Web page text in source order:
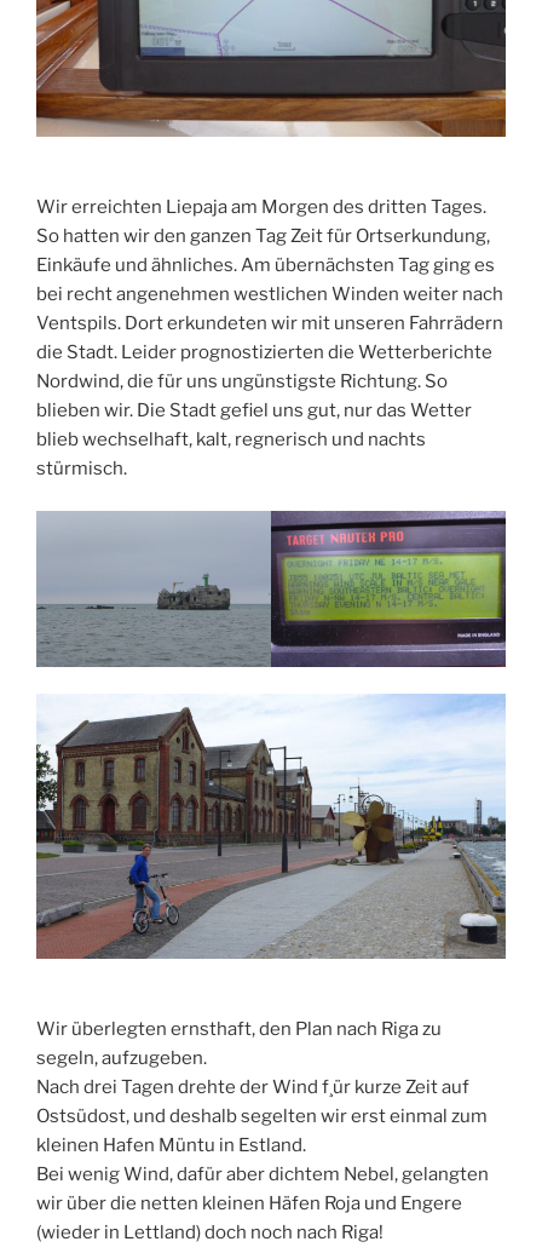
Wir erreichten Liepaja am Morgen des dritten Tages.
So hatten wir den ganzen Tag Zeit für Ortserkundung,
Einkäufe und ähnliches. Am übernächsten Tag ging es
bei recht angenehmen westlichen Winden weiter nach
Ventspils. Dort erkundeten wir mit unseren Fahrrädern
die Stadt. Leider prognostizierten die Wetterberichte
Nordwind, die für uns ungünstigste Richtung. So
blieben wir. Die Stadt gefiel uns gut, nur das Wetter
blieb wechselhaft, kalt, regnerisch und nachts
stürmisch.
Wir überlegten ernsthaft, den Plan nach Riga zu
segeln, aufzugeben.
Nach drei Tagen drehte der Wind f¸ür kurze Zeit auf
Ostsüdost, und deshalb segelten wir erst einmal zum
kleinen Hafen Müntu in Estland.
Bei wenig Wind, dafür aber dichtem Nebel, gelangten
wir über die netten kleinen Häfen Roja und Engere
(wieder in Lettland) doch noch nach Riga!